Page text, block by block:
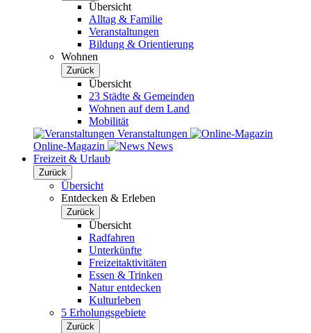
Übersicht
Alltag & Familie
Veranstaltungen
Bildung & Orientierung
Wohnen
Zurück
Übersicht
23 Städte & Gemeinden
Wohnen auf dem Land
Mobilität
Veranstaltungen
Online-Magazin
News
Freizeit & Urlaub
Zurück
Übersicht
Entdecken & Erleben
Zurück
Übersicht
Radfahren
Unterkünfte
Freizeitaktivitäten
Essen & Trinken
Natur entdecken
Kulturleben
5 Erholungsgebiete
Zurück